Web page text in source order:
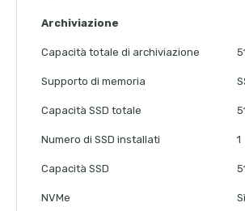
Archiviazione
Capacità totale di archiviazione
Supporto di memoria
Capacità SSD totale
Numero di SSD installati 1
Capacità SSD
NVMe Sì